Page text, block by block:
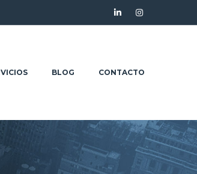
BLOG CONTACTO